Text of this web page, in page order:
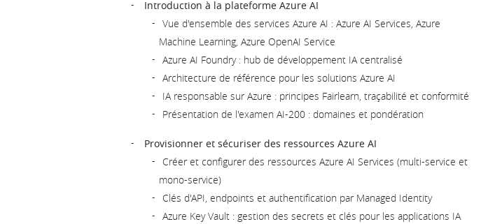
Introduction à la plateforme Azure AI
Vue d'ensemble des services Azure AI : Azure AI Services, Azure
Machine Learning, Azure OpenAI Service
Azure AI Foundry : hub de développement IA centralisé
Architecture de référence pour les solutions Azure AI
IA responsable sur Azure : principes Fairlearn, traçabilité et conformité
Présentation de l'examen AI-200 : domaines et pondération
Provisionner et sécuriser des ressources Azure AI
Créer et configurer des ressources Azure AI Services (multi-service et
mono-service)
Clés d'API, endpoints et authentification par Managed Identity
Azure Key Vault : gestion des secrets et clés pour les applications IA